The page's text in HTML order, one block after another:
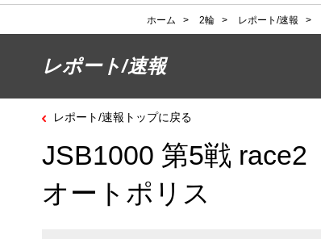
ホーム > 2輪 > レポート/速報 >
レポート/速報
レポート/速報トップに戻る
JSB1000 第5戦 race2
オートポリス